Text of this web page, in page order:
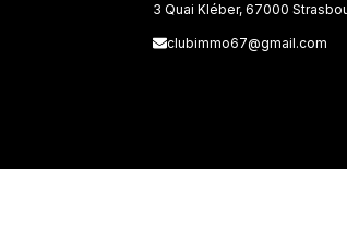
3 Quai Kléber, 67000
clubimmo67@gmail.com